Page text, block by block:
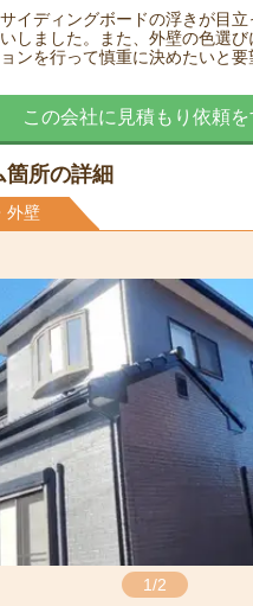
イディングボードの浮きが目
しました。また、外壁の色選
ンを行って慎重に決めたいと要
この会社に見積もり依頼を
箇所の詳細
外壁
1/2